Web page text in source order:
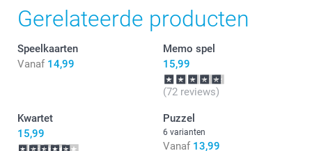
Gerelateerde producten
Speelkaarten
Vanaf 14,99
Memo spel
15,99
(72 reviews)
Kwartet
15,99
Puzzel
6 varianten
Vanaf 13,99